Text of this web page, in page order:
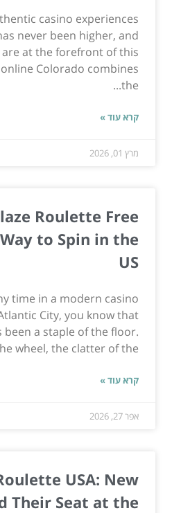
casino experiences
never been higher, and
at the forefront of this
Colorado combines
the...
קרא עוד »
מרץ 01, 2026
Roulette Free
to Spin in the
US
time in a modern casino
City, you know that
been a staple of the floor.
wheel, the clatter of the...
קרא עוד »
אפר 27, 2026
USA: New
Their Seat at the